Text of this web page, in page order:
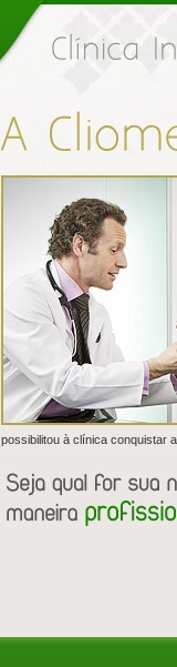
possibilitou à clínica conquistar